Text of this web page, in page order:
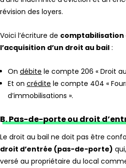
révision des loyers.
Voici l’écriture de comptabilisation
l’acquisition d’un droit au bail :
On débite le compte 206 « Droit
Et on crédite le compte 404 «
d’immobilisations ».
B. Pas-de-porte ou droit
Le droit au bail ne doit pas être
droit d’entrée (pas-de-porte)
versé au propriétaire du local